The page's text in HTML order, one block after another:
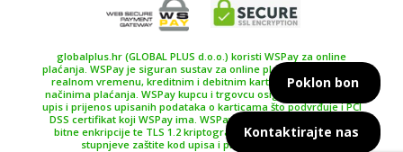
globalplus.hr (GLOBAL PLUS d.o.o.) koristi WSPay za online
plaćanja. WSPay je siguran sustav za online plaćanje, plaćanje u
realnom vremenu, kreditnim i debitnim karticama te drugim
načinima plaćanja. WSPay kupcu i trgovcu osiguravaju siguran
upis i prijenos upisanih podataka o karticama što podvrđuje i PCI
DSS certifikat koji WSPay ima. WSPay koristi SSL certifikat 256
bitne enkripcije te TLS 1.2 kriptografski protokol kao najviše
stupnjeve zaštite kod upisa i prijenosa podataka.
Kontaktirajte nas
Poklon bon